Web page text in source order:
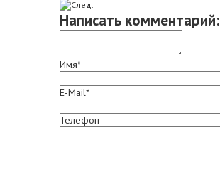
Написать комментарий:
Имя*
E-Mail*
Телефон